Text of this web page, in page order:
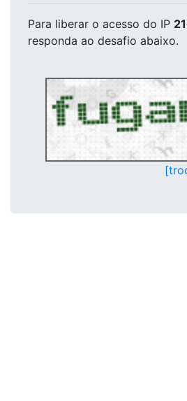
Para liberar o acesso do IP
responda ao desafio abaixo.